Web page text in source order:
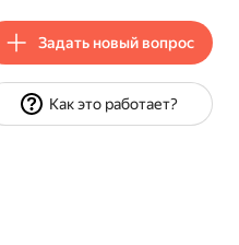
Задать новый вопрос
Как это работает?